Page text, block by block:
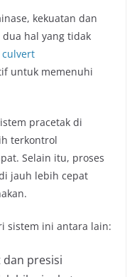
kekuatan dan
hal yang tidak
culvert
untuk memenuhi
pracetak di
terkontrol
Selain itu, proses
jauh lebih cepat
sistem ini antara lain:
presisi